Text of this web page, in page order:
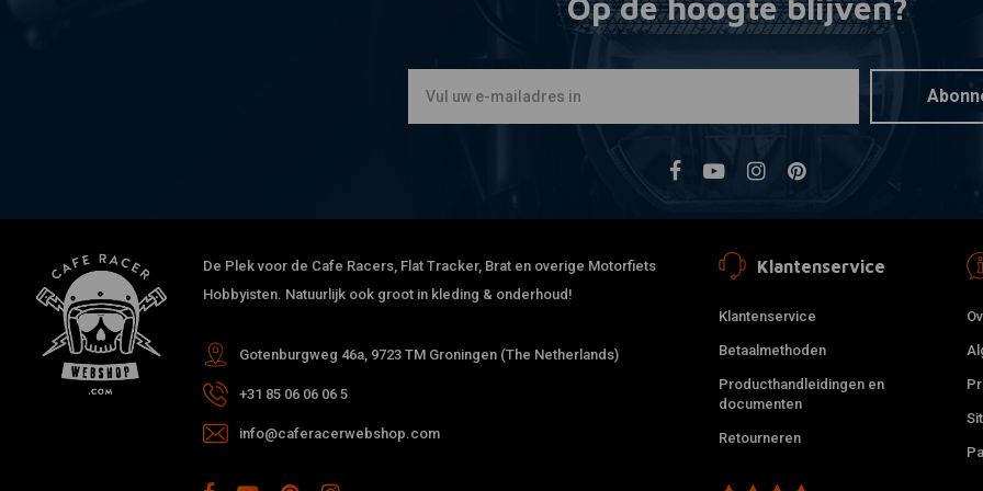
€48,02
De Plek voor de Cafe Racers, Flat Tracker, Brat en overige Motorfiets
Hobbyisten. Natuurlijk ook groot in kleding & onderhoud!
Gotenburgweg 46a, 9723 TM Groningen (The Netherlands)
+31 85 06 06 06 5
info@caferacerwebshop.com
Klantenservice
Klantenservice
Betaalmethoden
Producthandleidingen en
documenten
Retourneren